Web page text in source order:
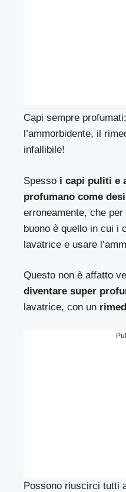
Capi sempre
l’ammorbidente, il
infallibile!
Spesso i capi puliti e
profumano come
erroneamente, che
buono è quello in cui i
lavatrice e usare
Questo non è affatto
diventare super
lavatrice, con un
Possono riuscirci tutti